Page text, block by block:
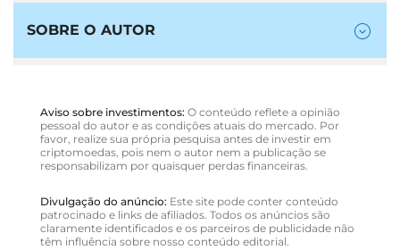
SOBRE O AUTOR
Aviso sobre investimentos: O conteúdo reflete a opinião
pessoal do autor e as condições atuais do mercado. Por
favor, realize sua própria pesquisa antes de investir em
criptomoedas, pois nem o autor nem a publicação se
responsabilizam por quaisquer perdas financeiras.
Divulgação do anúncio: Este site pode conter conteúdo
patrocinado e links de afiliados. Todos os anúncios são
claramente identificados e os parceiros de publicidade não
têm influência sobre nosso conteúdo editorial.